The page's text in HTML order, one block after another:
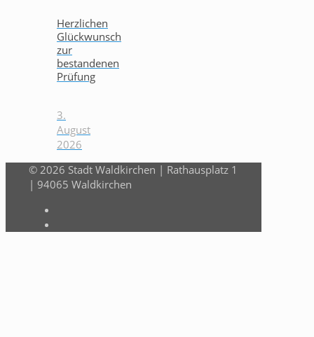
Herzlichen
Glückwunsch
zur
bestandenen
Prüfung
3.
August
2026
© 2026 Stadt Waldkirchen | Rathausplatz 1
| 94065 Waldkirchen